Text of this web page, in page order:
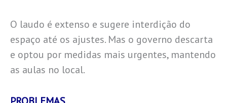
O laudo é extenso e sugere interdição do
espaço até os ajustes. Mas o governo descarta
e optou por medidas mais urgentes, mantendo
as aulas no local.